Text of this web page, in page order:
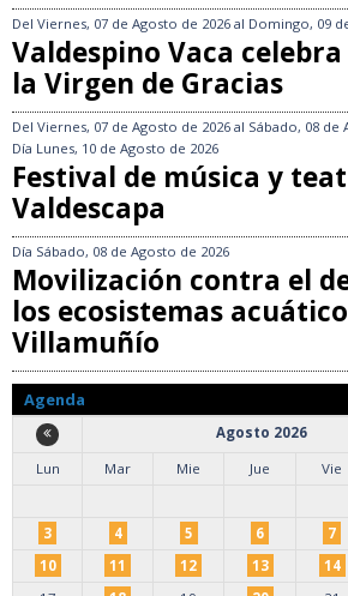
Del Viernes, 07 de Agosto de 2026 al Domingo, 09
Valdespino Vaca
la Virgen de Gracias
Del Viernes, 07 de Agosto de 2026 al Sábado, 08 de
Día Lunes, 10 de Agosto de 2026
Festival de música y
Valdescapa
Día Sábado, 08 de Agosto de 2026
Movilización contra el
los ecosistemas
Villamuñío
Agenda
Agosto 2026
Lun
Mar Mie Jue Vie
3
4 5 6 7
10
11 12 13 14